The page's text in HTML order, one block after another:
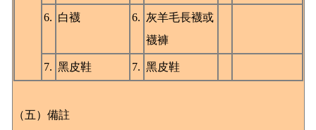
6. 白襪 6. 灰羊毛長襪或
襪褲
7. 黑皮鞋 7. 黑皮鞋
（五）備註